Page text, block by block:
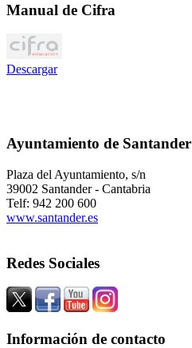
Manual de Cifra
Descargar
Ayuntamiento de Santander
Plaza del Ayuntamiento, s/n
39002 Santander - Cantabria
Telf: 942 200 600
www.santander.es
Redes Sociales
Información de contacto